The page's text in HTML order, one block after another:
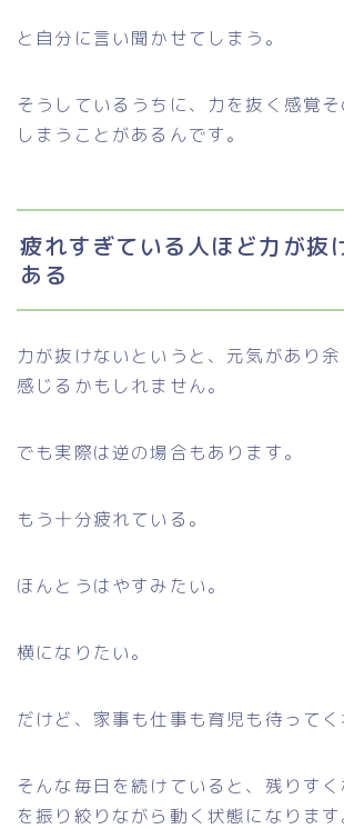
と自分に言い聞かせてしまう。
そうしているうちに、力を抜く感覚
しまうことがあるんです。
疲れすぎている人ほど力が抜
ある
力が抜けないというと、元気があり
感じるかもしれません。
でも実際は逆の場合もあります。
もう十分疲れている。
ほんとうはやすみたい。
横になりたい。
だけど、家事も仕事も育児も待ってく
そんな毎日を続けていると、残りす
を振り絞りながら動く状態になります